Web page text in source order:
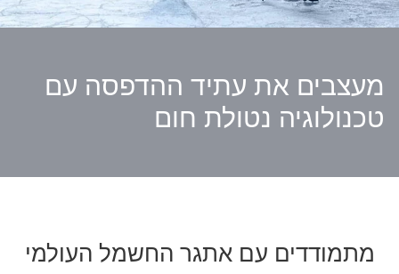
מעצבים את עתיד ההדפסה עם
טכנולוגיה נטולת חום
מתמודדים עם אתגר החשמל העולמי